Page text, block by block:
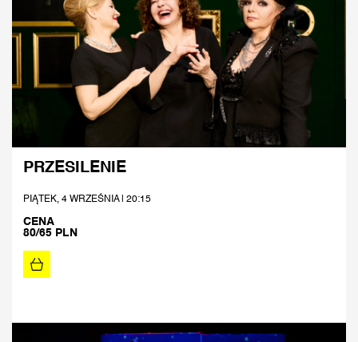
PRZESILENIE
PIĄTEK, 4 WRZEŚNIA | 20:15
CENA
80/65 PLN